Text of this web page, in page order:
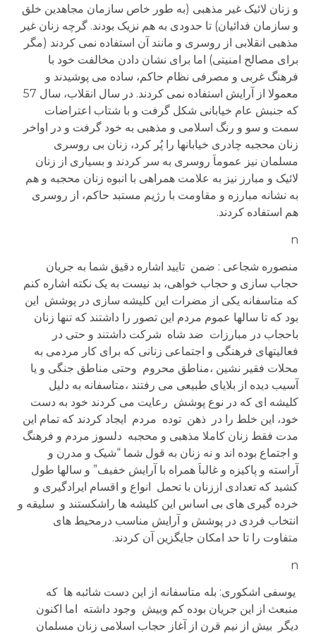
و زنان لائیک غیر مذهبی (به طور خاص سازمان مجاهدین خلق
و سازمان فدائیان) تا حدودی به هم نزیک بودند. گرچه زنان غیر
مذهبی انقلابی از روسری و مانند آن استفاده نمی کردند (مگر
برای مصالح امنیتی) اما برای نشان دادن مخالفت خود با
فرهنگ غربی و مصرفی نظام حاکم، ساده می پوشیدند و
معمولا از آرایش استفاده نمی کردند. در سال انقلاب، سال 57
که جنبش عام خیابانی شکل گرفت و با شتاب اعتراضات
سمت و سو و رنگ اسلامی و مذهبی به خود گرفت و در اواخر
زنان محجبه چادری خیابانها را پُر کرد، زنان بی روسری
مسلمان نیز عموماَ روسری به سر کردند و بسیاری از زنان
لائیک و مبارز نیز به علامت همراهی با انبوه زنان محجبه و هم
به نشانه مبارزه و مقاومت با رژیم مستبد حاکم، از روسری
هم استفاده کردند.
n
منصوره شجاعی : ضمن تایید اشاره دقیق شما به جریان
حجاب سازی و حجاب خواهی، بد نیست به یک نکته اشاره کنم
که متاسفانه یکی از مضرات این کلیشه سازی در پوشش این
بود که تا سالها عموم مردم این تصور را داشتند که تنها زنان
باحجاب در مبارزات ضد شاه شرکت داشتند و حتی در
فعالیتهای فرهنگی و اجتماعی زنانی که برای کار مردمی به
محلات فقیر نشین ،مناطق محروم وحتی مناطق جنگی و یا
آسیب دیده از بلایای طبیعی می رفتند ،متاسفانه به دلیل
کلیشه ای که در نوع پوشش رعایت می کردند خود به دست
خود، این خلط را در ذهن توده مردم ایجاد کردند که تمام این
مدت فقط زنان کاملا مذهبی و محجبه دلسوز مردم و فرهنگ
و اجتماع بوده اند و نه زنان به قول شما “شیک و مدرن و
آراسته و پاکیزه و غالباَ همراه با آرایش خفیف” و سالها طول
کشید که تعدادی اززنان با تحمل انواع و اقسام ایرادگیری و
خرده گیری های بی اساس این کلیشه ها راشکستند و سلیقه و
انتخاب فردی در پوشش و آرایش مناسب درمحیط های
متفاوت را تا حد امکان جایگزین آن کردند.
n
یوسفی اشکوری: بله متاسفانه از این دست شائبه ها که
منبعث از این جریان بوده کم وبیش وجود داشته اما اکنون
دیگر بیش از نیم قرن از آغاز حجاب اسلامی زنان مسلمان